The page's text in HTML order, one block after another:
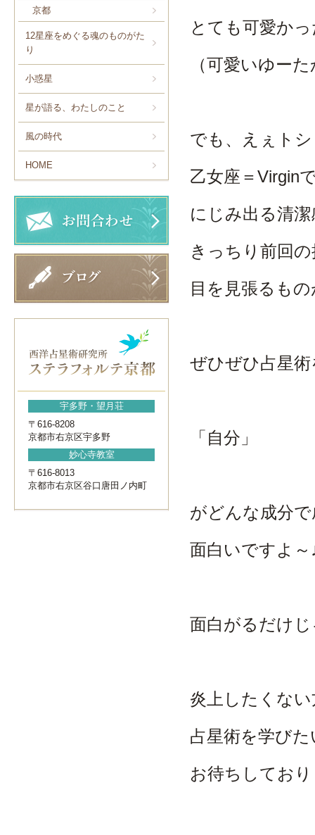
京都
12星座をめぐる魂のものがた
り
小惑星
星が語る、わたしのこと
風の時代
HOME
宇多野・望月荘
〒616-8208
京都市右京区宇多野
妙心寺教室
〒616-8013
京都市右京区谷口唐田ノ内町
とても可愛か
（可愛いゆー
でも、えぇト
乙女座＝Virgin
にじみ出る清
きっちり前回
目を見張るも
ぜひぜひ占星
「自分」
がどんな成分
面白いですよ～
面白がるだけ
炎上したくな
占星術を学び
お待ちしてお